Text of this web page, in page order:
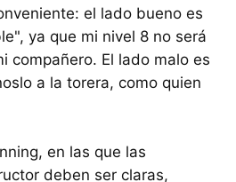
el lado bueno es
ya que mi nivel 8 no será
compañero. El lado malo es
a la torera, como quien
en las que las
deben ser claras,